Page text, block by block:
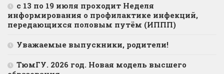
с 13 по 19 июля проходит Неделя
информирования о профилактике инфекций,
передающихся половым путём (ИППП)
Уважаемые выпускники, родители!
ТюмГУ. 2026 год. Новая модель высшего